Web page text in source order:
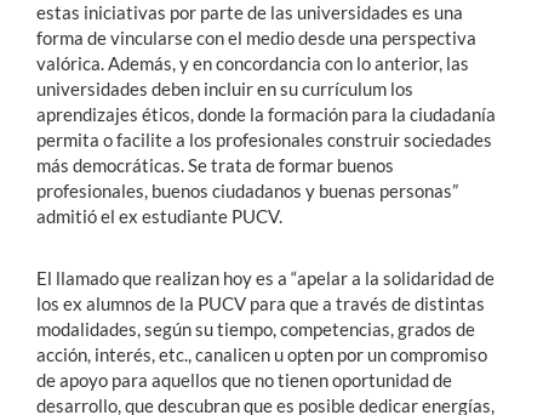
estas iniciativas por parte de las universidades es una
forma de vincularse con el medio desde una perspectiva
valórica. Además, y en concordancia con lo anterior, las
universidades deben incluir en su currículum los
aprendizajes éticos, donde la formación para la ciudadanía
permita o facilite a los profesionales construir sociedades
más democráticas. Se trata de formar buenos
profesionales, buenos ciudadanos y buenas personas”
admitió el ex estudiante PUCV.
El llamado que realizan hoy es a “apelar a la solidaridad de
los ex alumnos de la PUCV para que a través de distintas
modalidades, según su tiempo, competencias, grados de
acción, interés, etc., canalicen u opten por un compromiso
de apoyo para aquellos que no tienen oportunidad de
desarrollo, que descubran que es posible dedicar energías,